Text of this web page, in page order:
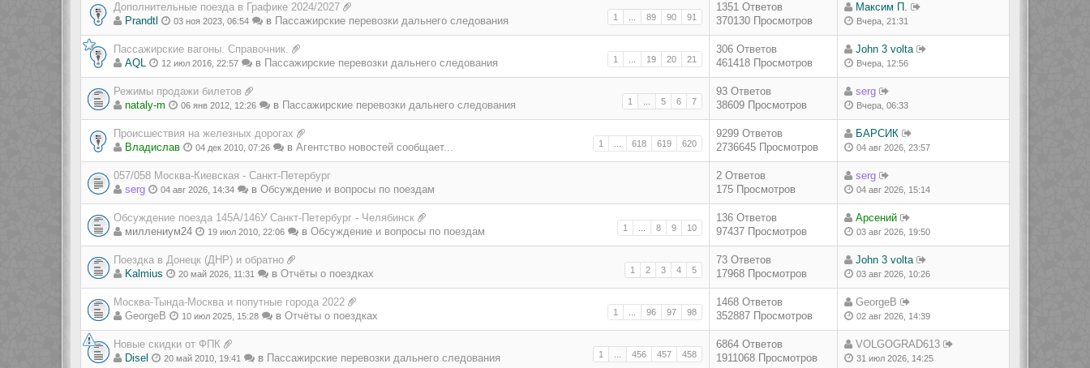
Дополнительные поезда в Графике 2024/2027
1 89 90 91
Prandtl 03 ноя 2023, 06:54 в Пассажирские перевозки дальнего следования
1351 Ответов
370130 Просмотров
Максим П.
Вчера, 21:31
Пассажирские вагоны. Справочник.
1 19 20 21
AQL 12 июл 2016, 22:57 в Пассажирские перевозки дальнего следования
306 Ответов
461418 Просмотров
John 3 volta
Вчера, 12:56
Режимы продажи билетов
1 5 6 7
nataly-m 06 янв 2012, 12:26 в Пассажирские перевозки дальнего следования
93 Ответов
38609 Просмотров
serg
Вчера, 06:33
Происшествия на железных дорогах
1 618 619 620
Владиcлав 04 дек 2010, 07:26 в Агентство новостей сообщает...
9299 Ответов
2736645 Просмотров
БАРСИК
04 авг 2026, 23:57
057/058 Москва-Киевская - Санкт-Петербург
serg
04 авг 2026, 14:34 в Обсуждение и вопросы по поездам
2 Ответов
175 Просмотров
serg
04 авг 2026, 15:14
Обсуждение поезда 145А/146У Санкт-Петербург - Челябинск
1 8 9 10
миллениум24 19 июл 2010, 22:06 в Обсуждение и вопросы по поездам
136 Ответов
97437 Просмотров
Арсений
03 авг 2026, 19:50
Поездка в Донецк (ДНР) и обратно
1 2 3 4 5
Kalmius 20 май 2026, 11:31 в Отчёты о поездках
73 Ответов
17968 Просмотров
John 3 volta
03 авг 2026, 10:26
Москва-Тында-Москва и попутные города 2022
1 96 97 98
GeorgeB 10 июл 2025, 15:28 в Отчёты о поездках
1468 Ответов
352887 Просмотров
GeorgeB
02 авг 2026, 14:39
Новые скидки от ФПК
1 456 457 458
Disel 20 май 2010, 19:41 в Пассажирские перевозки дальнего следования
6864 Ответов
1911068 Просмотров
VOLGOGRAD613
31 июл 2026, 14:25